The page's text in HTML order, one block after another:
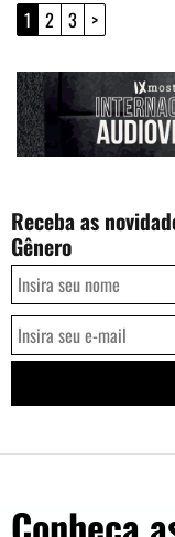
1 2 3 >
Receba as
Gênero